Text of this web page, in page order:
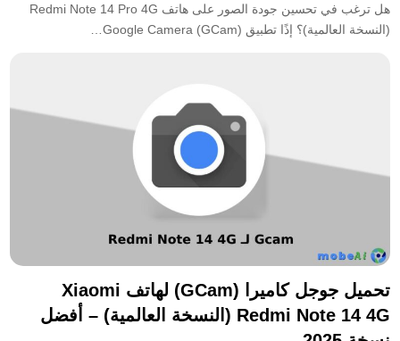
هل ترغب في تحسين جودة الصور على هاتف Redmi Note 14 Pro 4G
(النسخة العالمية)؟ إذًا تطبيق Google Camera (GCam)…
تحميل جوجل كاميرا (GCam) لهاتف Xiaomi
Redmi Note 14 4G (النسخة العالمية) – أفضل